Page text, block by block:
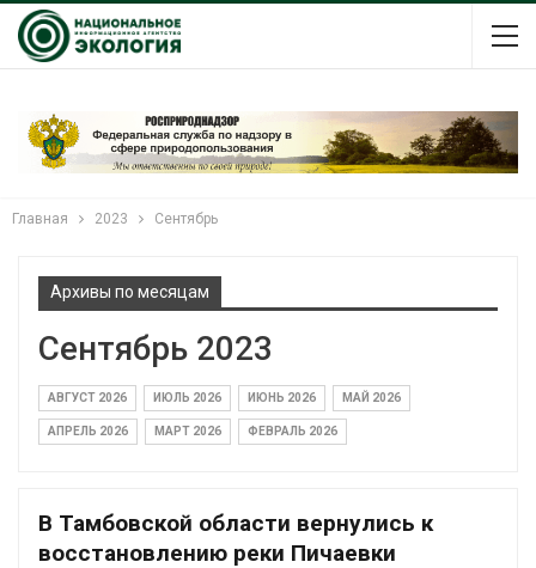
Главная 2023 Сентябрь
Архивы по месяцам
Сентябрь 2023
АВГУСТ 2026 ИЮЛЬ 2026 ИЮНЬ 2026 МАЙ 2026
АПРЕЛЬ 2026 МАРТ 2026 ФЕВРАЛЬ 2026
В Тамбовской области вернулись к
восстановлению реки Пичаевки